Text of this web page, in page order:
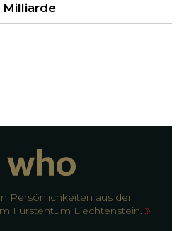
Persönlichkeiten aus der
Fürstentum Liechtenstein.